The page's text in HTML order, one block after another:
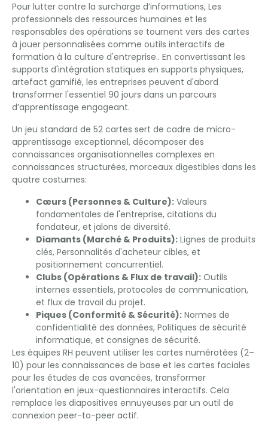
Pour lutter contre la surcharge d’informations, Les
professionnels des ressources humaines et les
responsables des opérations se tournent vers des cartes
à jouer personnalisées comme outils interactifs de
formation à la culture d'entreprise.. En convertissant les
supports d'intégration statiques en supports physiques,
artefact gamifié, les entreprises peuvent d'abord
transformer l'essentiel 90 jours dans un parcours
d’apprentissage engageant.
Un jeu standard de 52 cartes sert de cadre de micro-
apprentissage exceptionnel, décomposer des
connaissances organisationnelles complexes en
connaissances structurées, morceaux digestibles dans les
quatre costumes:
Cœurs (Personnes & Culture): Valeurs
fondamentales de l'entreprise, citations du
fondateur, et jalons de diversité.
Diamants (Marché & Produits): Lignes de produits
clés, Personnalités d'acheteur cibles, et
positionnement concurrentiel.
Clubs (Opérations & Flux de travail): Outils
internes essentiels, protocoles de communication,
et flux de travail du projet.
Piques (Conformité & Sécurité): Normes de
confidentialité des données, Politiques de sécurité
informatique, et consignes de sécurité.
Les équipes RH peuvent utiliser les cartes numérotées (2–
10) pour les connaissances de base et les cartes faciales
pour les études de cas avancées, transformer
l'orientation en jeux-questionnaires interactifs. Cela
remplace les diapositives ennuyeuses par un outil de
connexion peer-to-peer actif.